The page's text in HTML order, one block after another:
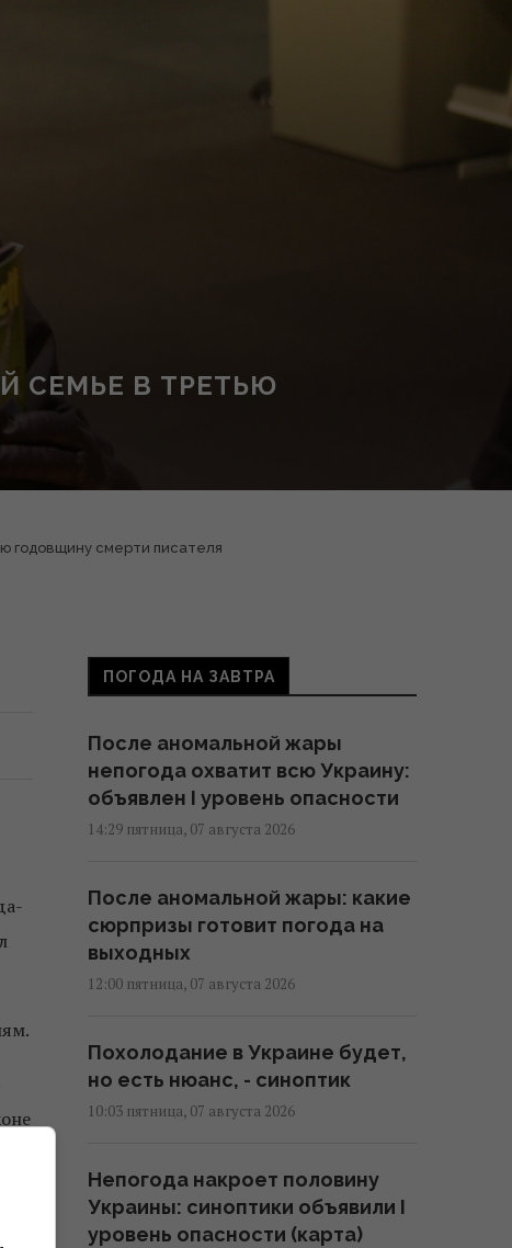
СЕМЬЕ В ТРЕТЬЮ
годовщину смерти писателя
ПОГОДА НА ЗАВТРА
После аномальной жары
непогода охватит всю Украину:
объявлен I уровень опасности
14:29 пятница, 07 августа 2026
После аномальной жары: какие
сюрпризы готовит погода на
выходных
12:00 пятница, 07 августа 2026
Похолодание в Украине будет,
но есть нюанс, - синоптик
10:03 пятница, 07 августа 2026
Непогода накроет половину
Украины: синоптики объявили I
уровень опасности (карта)